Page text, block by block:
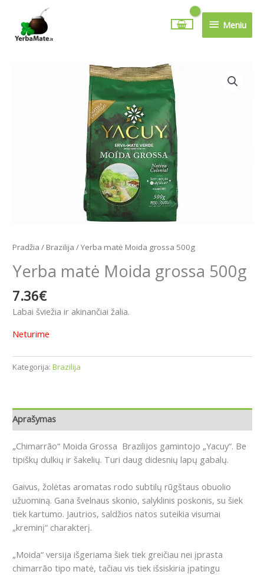
turinio
Meniu
Meniu
Pradžia / Brazilija / Yerba matė Moida grossa 500g
Yerba matė Moida grossa 500g
7.36€
Labai šviežia ir akinančiai žalia.
Neturime
Kategorija: Brazilija
Aprašymas
„Chimarrão“ Moida Grossa Brazilijos gamintojo „Yacuy“. Be
tipiškų dulkių ir šakelių. Turi daug didesnių lapų gabalų.
Gaivus, žolėtas aromatas rodo subtilų rūgštaus obuolio
užuominą. Gana švelnaus skonio, salyklinis poskonis, su šiek
tiek kartumo. Jautrios, saldžios natos suteikia visumai
„kreminį“ charakterį.
„Moida“ versija išgeriama šiek tiek greičiau nei įprasta
chimarrão tipo matė, tačiau vis tiek išsiskiria įpatingu